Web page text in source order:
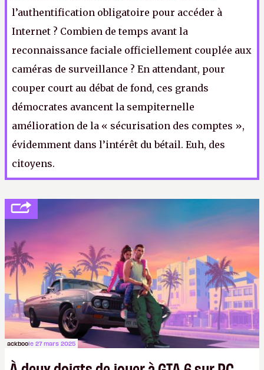
l’authentification obligatoire pour accéder à
Internet ? Combien de temps avant la
reconnaissance faciale officiellement couplée aux
caméras de surveillance ? En attendant, pour
couper court au débat de fond, ces grands
démocrates avancent la sempiternelle
amélioration de la « sécurisation des comptes »,
évidemment dans l’intérêt du bétail. Euh, des
citoyens.
ackboole 27 mars 2025